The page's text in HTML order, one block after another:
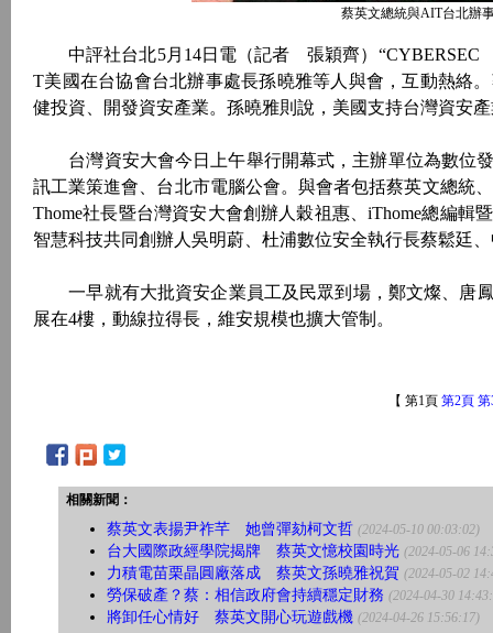
蔡英文總統與AIT台北辦
中評社台北5月14日電（記者 張穎齊）“CYBERSEC
T美國在台協會台北辦事處長孫曉雅等人與會，互動熱絡
健投資、開發資安產業。孫曉雅則說，美國支持台灣資安
台灣資安大會今日上午舉行開幕式，主辦單位為數位發
訊工業策進會、台北市電腦公會。與會者包括蔡英文總統
Thome社長暨台灣資安大會創辦人穀祖惠、iThome總編
智慧科技共同創辦人吳明蔚、杜浦數位安全執行長蔡鬆廷
一早就有大批資安企業員工及民眾到場，鄭文燦、唐鳳
展在4樓，動線拉得長，維安規模也擴大管制。
【 第1頁 第2頁 第
相關新聞：
蔡英文表揚尹祚芊 她曾彈劾柯文哲 (2024-05-10 00:03:02)
台大國際政經學院揭牌 蔡英文憶校園時光 (2024-05-06
力積電苗栗晶圓廠落成 蔡英文孫曉雅祝賀 (2024-05-02
勞保破產？蔡：相信政府會持續穩定財務 (2024-04-30
將卸任心情好 蔡英文開心玩遊戲機 (2024-04-26 15:56:17)